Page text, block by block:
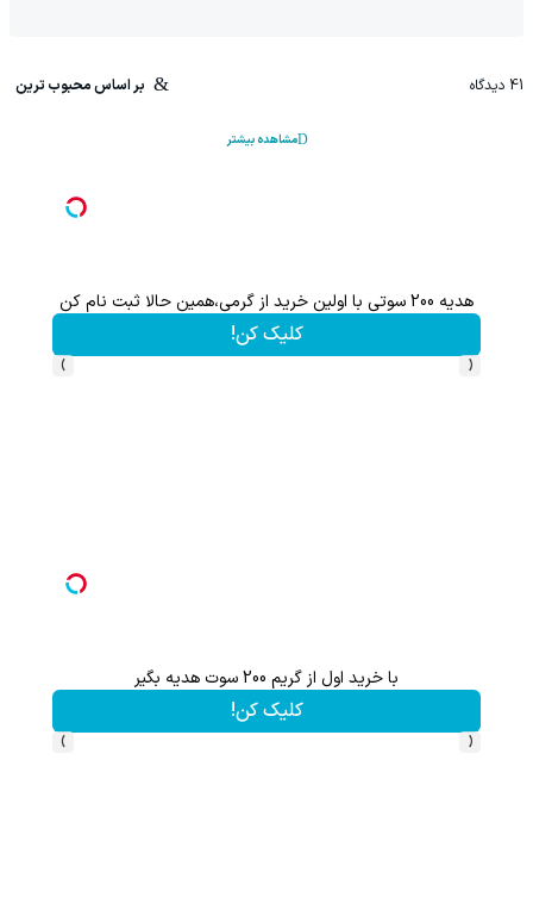
41 دیدگاه بر اساس محبوب ترین
مشاهده بیشتر
‹
›
با خرید اول از گریم 200 سوت هدیه بگیر از آیفون 17 تا پلی استیشن 5 جایزه ببر 🎮😍📱 | بازی کن ، گردونه بچرخون
‹
›